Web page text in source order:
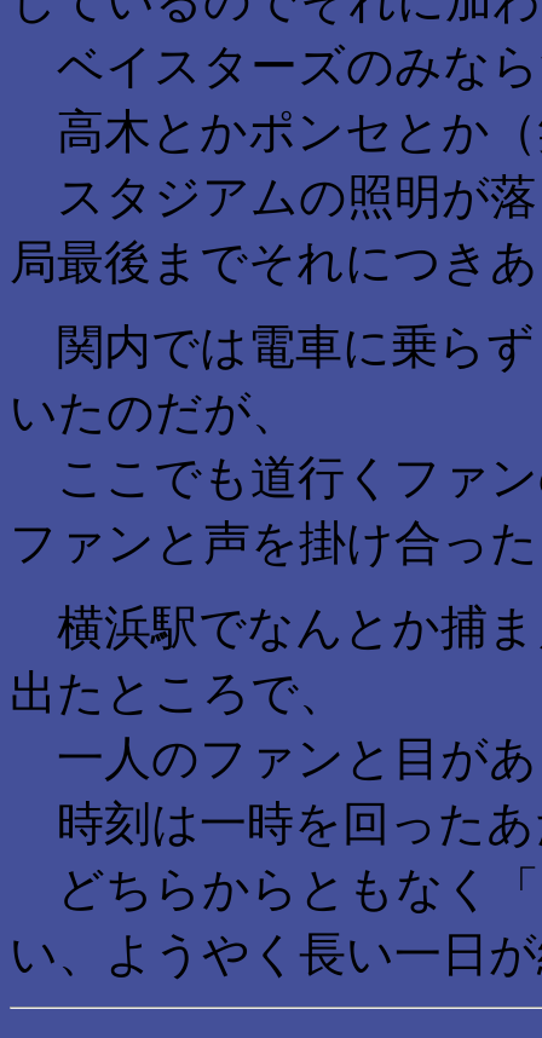
ベイスターズのみな
高木とかポンセとか
スタジアムの照明が
局最後までそれにつき
関内では電車に乗ら
いたのだが、
ここでも道行くファ
ファンと声を掛け合っ
横浜駅でなんとか捕
出たところで、
一人のファンと目が
時刻は一時を回った
どちらからともなく
い、ようやく長い一日